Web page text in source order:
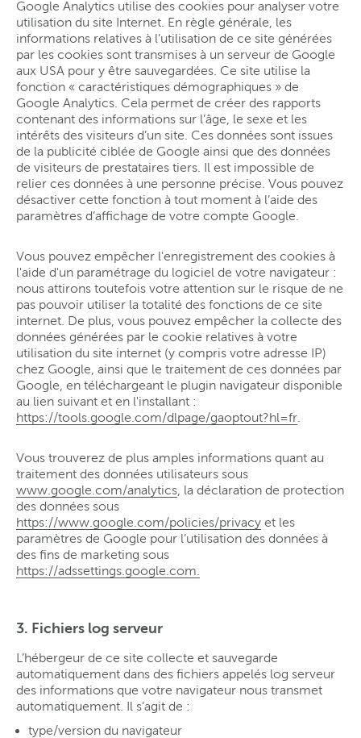
Google Analytics utilise des cookies pour analyser votre
utilisation du site Internet. En règle générale, les
informations relatives à l’utilisation de ce site générées
par les cookies sont transmises à un serveur de Google
aux USA pour y être sauvegardées. Ce site utilise la
fonction « caractéristiques démographiques » de
Google Analytics. Cela permet de créer des rapports
contenant des informations sur l’âge, le sexe et les
intérêts des visiteurs d’un site. Ces données sont issues
de la publicité ciblée de Google ainsi que des données
de visiteurs de prestataires tiers. Il est impossible de
relier ces données à une personne précise. Vous pouvez
désactiver cette fonction à tout moment à l’aide des
paramètres d’affichage de votre compte Google.
Vous pouvez empêcher l'enregistrement des cookies à
l'aide d'un paramétrage du logiciel de votre navigateur :
nous attirons toutefois votre attention sur le risque de ne
pas pouvoir utiliser la totalité des fonctions de ce site
internet. De plus, vous pouvez empêcher la collecte des
données générées par le cookie relatives à votre
utilisation du site internet (y compris votre adresse IP)
chez Google, ainsi que le traitement de ces données par
Google, en téléchargeant le plugin navigateur disponible
au lien suivant et en l'installant :
https://tools.google.com/dlpage/gaoptout?hl=fr
Vous trouverez de plus amples informations quant au
traitement des données utilisateurs sous
www.google.com/analytics , la déclaration de protection
des données sous
https://www.google.com/policies/privacy et les
paramètres de Google pour l’utilisation des données à
des fins de marketing sous
https://adssettings.google.com.
3. Fichiers log serveur
L’hébergeur de ce site collecte et sauvegarde
automatiquement dans des fichiers appelés log serveur
des informations que votre navigateur nous transmet
automatiquement. Il s’agit de :
type/version du navigateur